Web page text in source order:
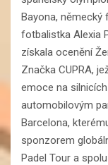
Bayona, německý
fotbalistka Alexia
získala ocenění
Značka CUPRA,
emoce na
automobilovým
Barcelona,
sponzorem
Padel Tour a